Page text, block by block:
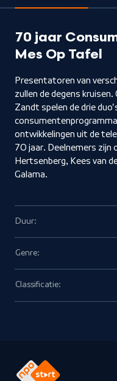
70 jaar
Mes Op Tafel
Presentatoren van
zullen de degens kruisen.
Zandt spelen de drie
ontwikkelingen uit de
70 jaar. Deelnemers zijn
Hertsenberg, Kees van
Galama.
Duur:
Genre:
Classificatie: